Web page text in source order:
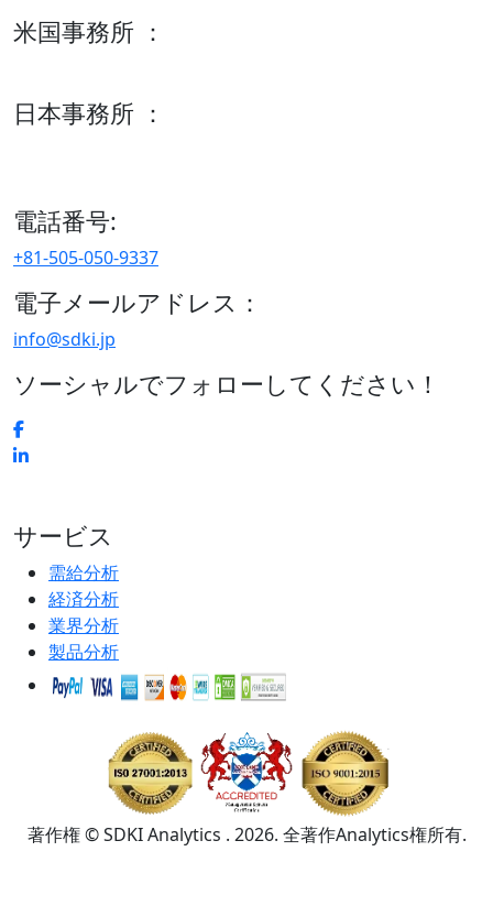
米国事務所 ：
日本事務所 ：
電話番号:
+81-505-050-9337
電子メールアドレス：
info@sdki.jp
ソーシャルでフォローしてください！
サービス
需給分析
経済分析
業界分析
製品分析
著作権 © SDKI Analytics . 2026. 全著作Analytics権所有.